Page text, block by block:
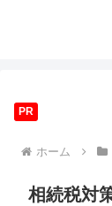
PR
ホーム
相続税対